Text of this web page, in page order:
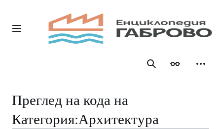
съдържанието
Главно меню
ТърсенеОблик
Преглед на кода на
Категория:Архитектура